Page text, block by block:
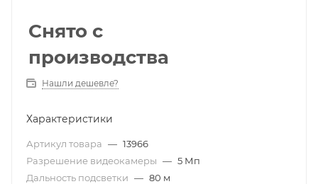
Снято с
производства
Нашли дешевле?
Характеристики
Артикул товара — 13966
Разрешение видеокамеры — 5 Мп
Дальность подсветки — 80 м